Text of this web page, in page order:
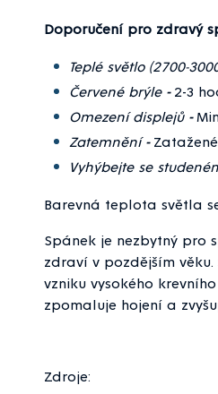
Doporučení pro zdravý
Teplé světlo (2700-
Červené brýle- 2-3
Omezení displejů-
Zatemnění-
Vyhýbejte se
Barevná teplota světla
Spánek je nezbytný pro
zdraví v pozdějším
vzniku vysokého
zpomaluje hojení a
Zdroje: